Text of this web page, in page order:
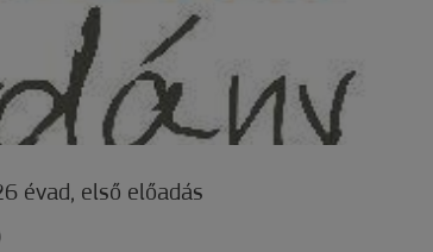
évad, első előadás